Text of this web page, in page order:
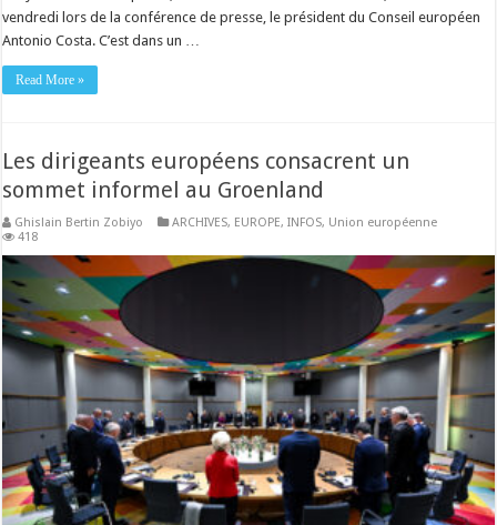
vendredi lors de la conférence de presse, le président du Conseil européen
Antonio Costa. C’est dans un …
Read More »
Les dirigeants européens consacrent un
sommet informel au Groenland
Ghislain Bertin Zobiyo ARCHIVES, EUROPE,INFOS, Union européenne
418